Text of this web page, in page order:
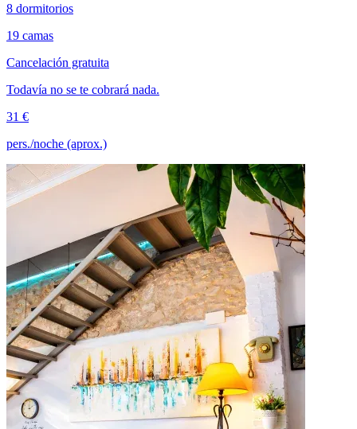
8 dormitorios
19 camas
Cancelación gratuita
Todavía no se te cobrará nada.
31 €
pers./noche (aprox.)